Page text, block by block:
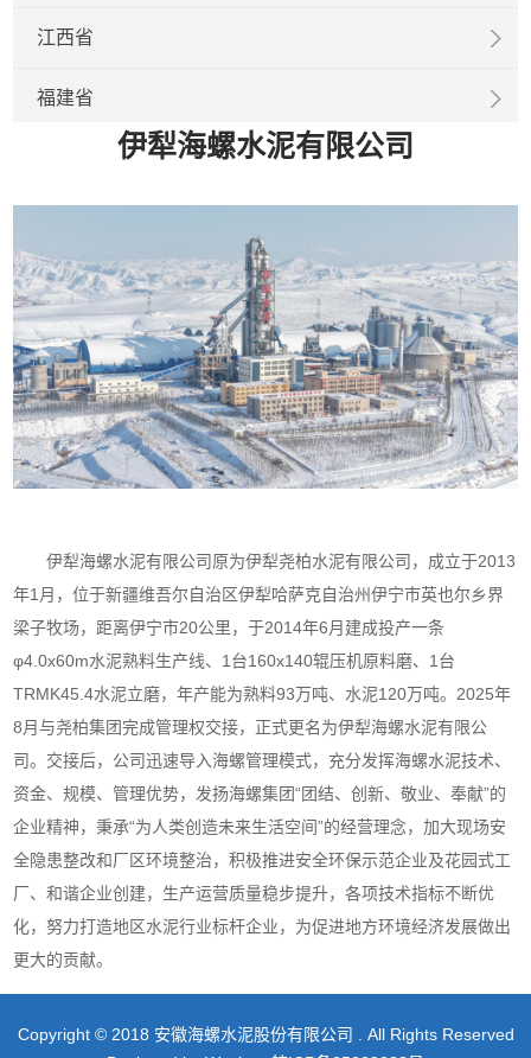
江西省
福建省
广西壮族自治区
湖南省
四川省
重庆市
陕西省
贵州省
云南省
海南省
西藏自治区
内蒙古自治区
哈密弘毅建材有限责任公司
伊犁海螺水泥有限公司
伊犁海螺水泥有限公司
伊犁海螺水泥有限公司原为伊犁尧柏水泥有限公司，成立于2013
年1月，位于新疆维吾尔自治区伊犁哈萨克自治州伊宁市英也尔乡界
梁子牧场，距离伊宁市20公里，于2014年6月建成投产一条
φ4.0x60m水泥熟料生产线、1台160x140辊压机原料磨、1台
TRMK45.4水泥立磨，年产能为熟料93万吨、水泥120万吨。 2025年
8月与尧柏集团完成管理权交接，正式更名为伊犁海螺水泥有限公
司。交接后，公司迅速导入海螺管理模式，充分发挥海螺水泥技术、
资金、规模、管理优势，发扬海螺集团“团结、创新、敬业、奉献”的
企业精神，秉承“为人类创造未来生活空间”的经营理念，加大现场安
全隐患整改和厂区环境整治，积极推进安全环保示范企业及花园式工
厂、和谐企业创建，生产运营质量稳步提升，各项技术指标不断优
化，努力打造地区水泥行业标杆企业，为促进地方环境经济发展做出
更大的贡献。
Copyright © 2018 安徽海螺水泥股份有限公司 . All Rights Reserved